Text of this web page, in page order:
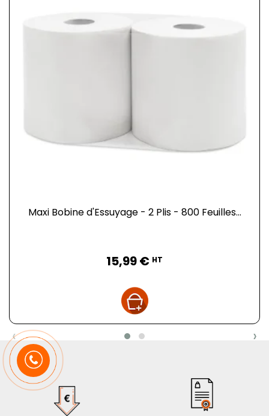
Maxi Bobine d'Essuyage - 2 Plis - 800 Feuilles...
15,99 € HT
‹ ›